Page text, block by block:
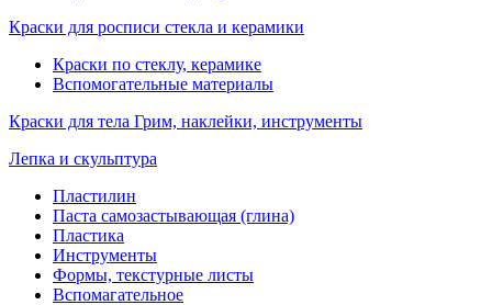
Краски для росписи стекла и керамики
Краски по стеклу, керамике
Вспомогательные материалы
Краски для тела Грим, наклейки, инструменты
Лепка и скульптура
Пластилин
Паста самозастывающая (глина)
Пластика
Инструменты
Формы, текстурные листы
Вспомагательное